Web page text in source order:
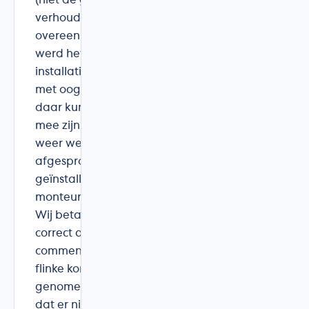
verhouding en tekenden een
overeenkomst. Na het technisch bezoek
werd het slecht weer en werd onze
installatie uitgesteld: dit bedrijf werkt
met oog voor het welzijn van mensen en
daar kunnen wij alleen maar tevreden
mee zijn. Na het beter worden van het
weer werd er een nieuwe datum
afgesproken en werden de panelen
geïnstalleerd. Uiterst professionele
monteurs, uitleg gekregen en opgestart.
Wij betaalden keurig en alles werd
correct aangemeld voor ons. Sommige
commentaren zullen, denk ik, met een
flinke korrel zou moeten worden
genomen - en jammer voor het bedrijf
dat er niet meer mensen ook eens een